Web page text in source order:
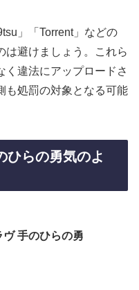
」「Torrent」などの
は避けましょう。これら
く違法にアップロードさ
も処罰の対象となる可能
ひらの勇気のよ
手のひらの勇